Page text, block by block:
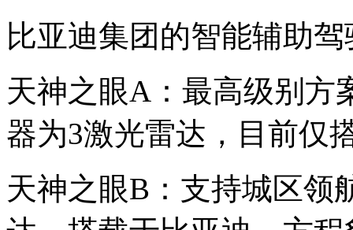
比亚迪集团的智能辅助
天神之眼A：最高级别方
器为3激光雷达，目前仅
天神之眼B：支持城区领